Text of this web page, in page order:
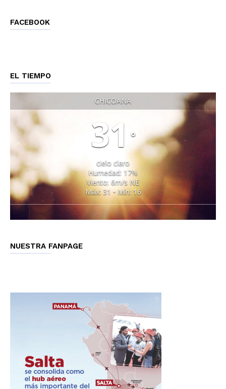
FACEBOOK
EL TIEMPO
CHICOANA
31 °
cielo claro
Humedad: 17%
Viento: 6m/s NE
Máx: 31 • Mín: 16
NUESTRA FANPAGE